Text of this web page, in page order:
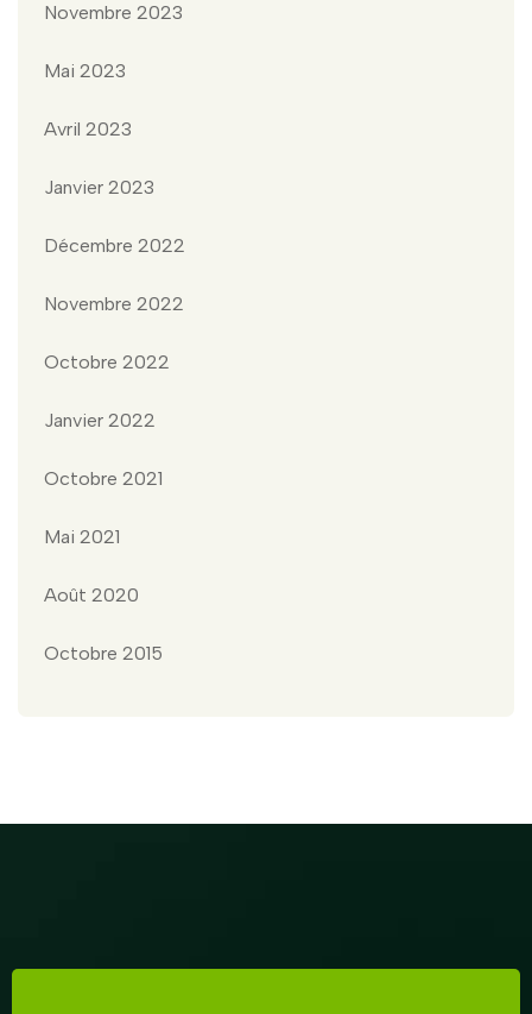
Novembre 2023
Mai 2023
Avril 2023
Janvier 2023
Décembre 2022
Novembre 2022
Octobre 2022
Janvier 2022
Octobre 2021
Mai 2021
Août 2020
Octobre 2015